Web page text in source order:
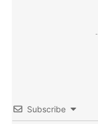
Subscribe